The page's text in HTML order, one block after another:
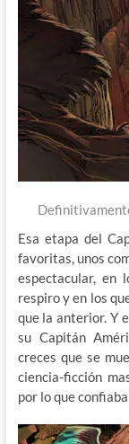
Esa etapa del
favoritas, unos
espectacular, en
respiro y en los
que la anterior. Y
su Capitán
creces que se
ciencia-ficción
por lo que